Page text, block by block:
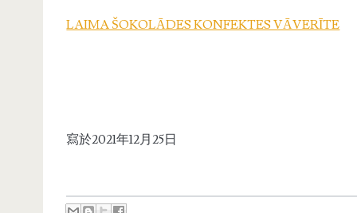
LAIMA ŠOKOLĀDES KONFEKTES VĀVERĪTE
寫於2021年12月25日